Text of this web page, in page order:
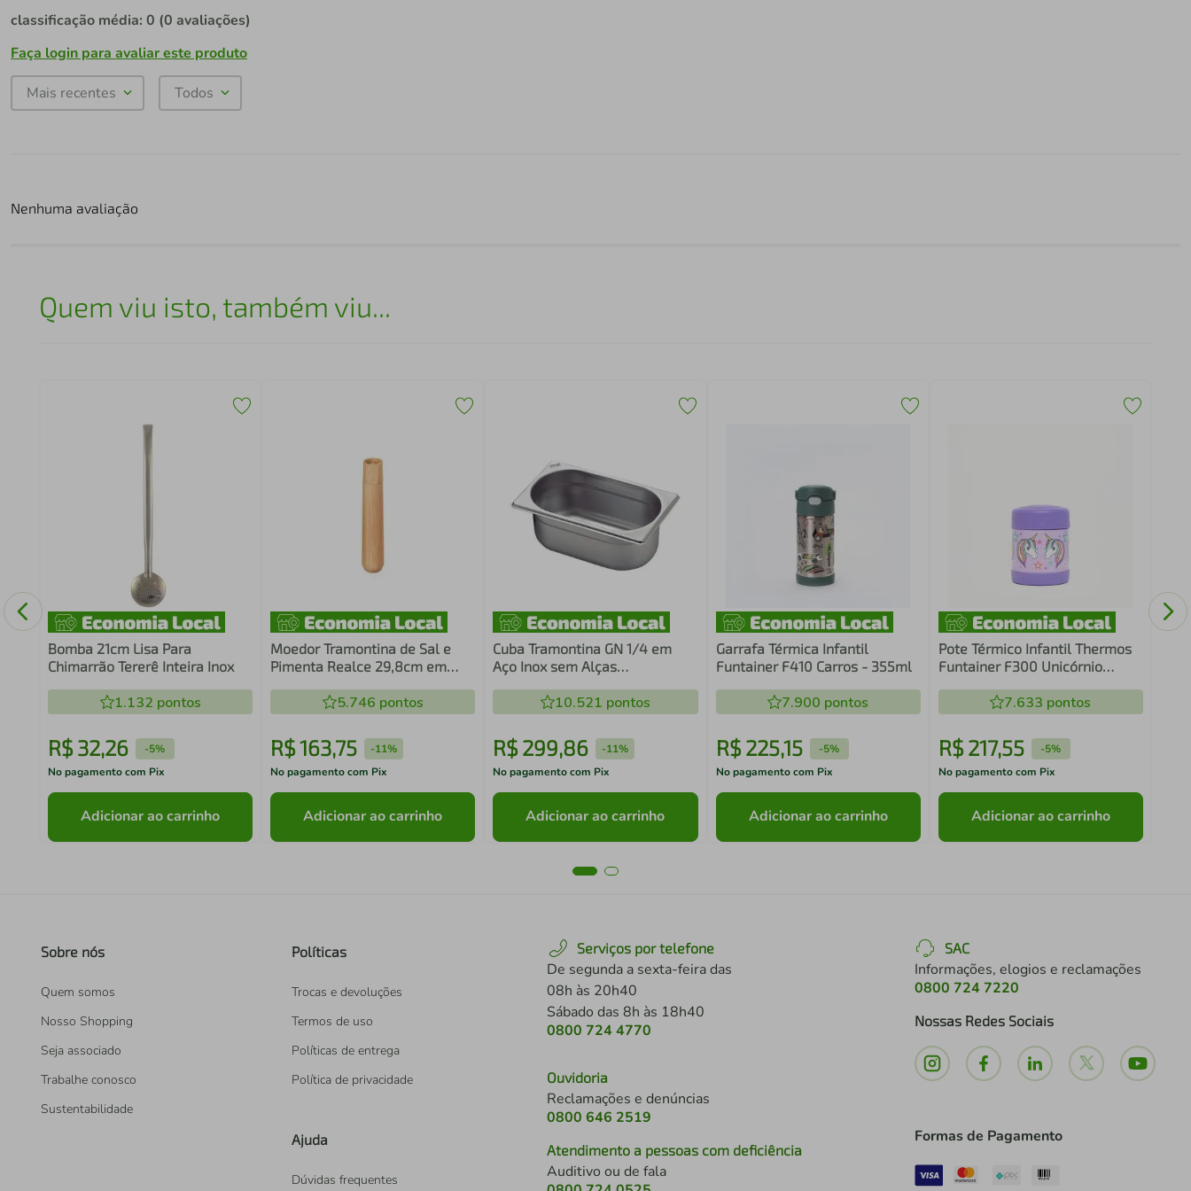
classificação média: 0 (0 avaliações)
Faça login para avaliar este produto
Mais recentes Todos
Nenhuma avaliação
Quem viu isto, também viu...
Bomba 21cm Lisa Para
Chimarrão Tererê Inteira Inox
1.132 pontos
R$ 32,26 -5%
No pagamento com Pix
Adicionar ao carrinho
Moedor Tramontina de Sal e
Pimenta Realce 29,8cm em
5.746 pontos
R$163,75 -11%
No pagamento com Pix
Adicionar ao carrinho
Cuba Tramontina GN 1/4 em
Aço Inox sem Alças
10.521 pontos
R$299,86 -11%
No pagamento com Pix
Adicionar ao carrinho
Garrafa Térmica Infantil
Funtainer F410 Carros - 355ml
7.900 pontos
R$ 225,15 -5%
No pagamento com Pix
Adicionar ao carrinho
Pote Térmico Infantil Thermos
Funtainer F300 Unicórnio
7.633 pontos
R$ 217,55 -5%
No pagamento com Pix
Adicionar ao carrinho
Sobre nós
Quem somos
Nosso Shopping
Seja associado
Trabalhe conosco
Sustentabilidade
Políticas
Trocas e devoluções
Termos de uso
Políticas de entrega
Política de privacidade
Ajuda
Dúvidas frequentes
Serviços por telefone
De segunda a sexta-feira das
08h às 20h40
Sábado das 8h às 18h40
0800 724 4770
Ouvidoria
Reclamações e denúncias
0800 646 2519
Atendimento a pessoas com deficiência
Auditivo ou de fala
SAC
Informações, elogios e reclamações
0800 724 7220
Nossas Redes Sociais
Formas de Pagamento